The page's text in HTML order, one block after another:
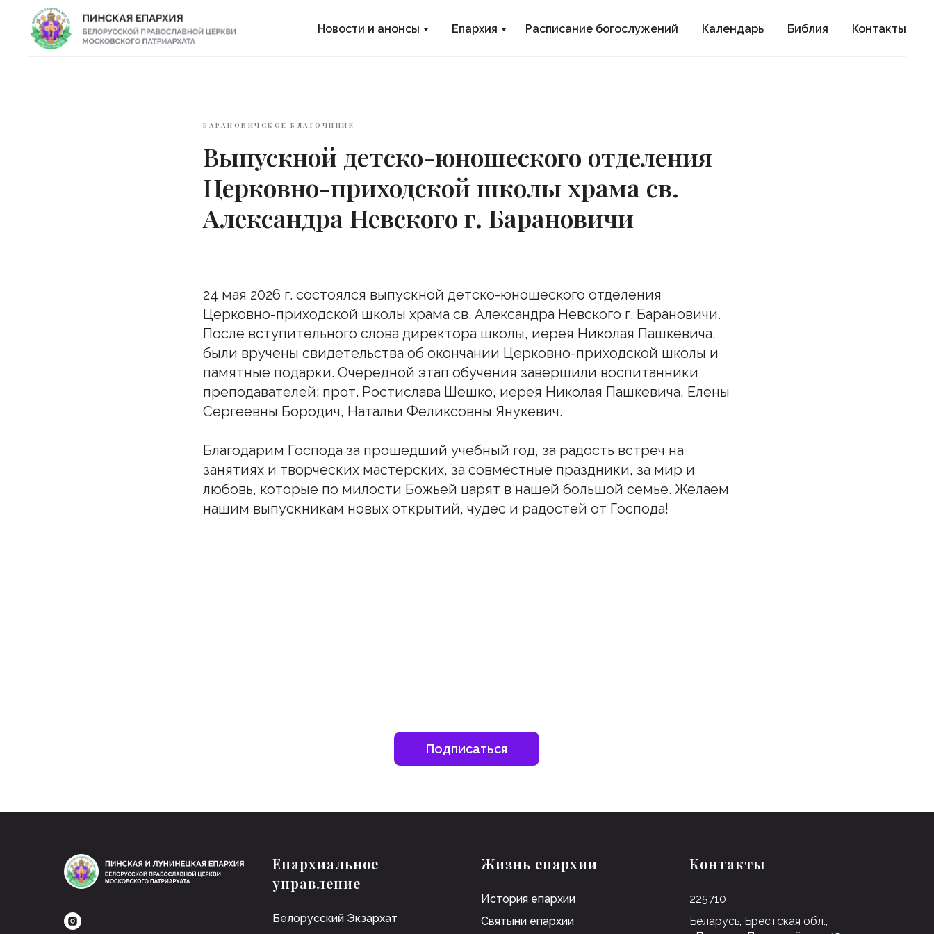
Новости и анонсы Епархия Расписание богослужений Календарь Библия Контакты
БАРАНОВИЧСКОЕ БЛАГОЧИНИЕ
Выпускной детско-юношеского отделения
Церковно-приходской школы храма св.
Александра Невского г. Барановичи
24 мая 2026 г. состоялся выпускной детско-юношеского отделения
Церковно-приходской школы храма св. Александра Невского г. Барановичи.
После вступительного слова директора школы, иерея Николая Пашкевича,
были вручены свидетельства об окончании Церковно-приходской школы и
памятные подарки. Очередной этап обучения завершили воспитанники
преподавателей: прот. Ростислава Шешко, иерея Николая Пашкевича, Елены
Сергеевны Бородич, Натальи Феликсовны Янукевич.
Благодарим Господа за прошедший учебный год, за радость встреч на
занятиях и творческих мастерских, за совместные праздники, за мир и
любовь, которые по милости Божьей царят в нашей большой семье. Желаем
нашим выпускникам новых открытий, чудес и радостей от Господа!
Епархиальное
управление
Белорусский Экзархат
Жизнь епархии
История епархии
Святыни епархии
Контакты
225710
Беларусь, Брестская обл.,